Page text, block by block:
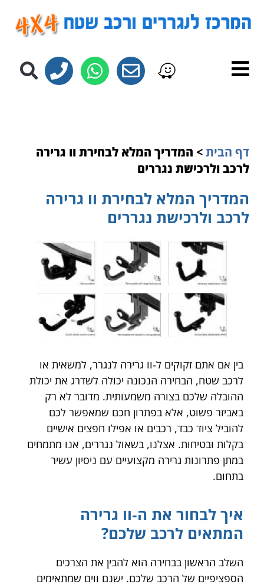
דף הבית> המדריך המלא לבחירת וו גרירה
לרכב ולרכישת נגררים
המדריך המלא לבחירת וו גרירה
לרכב ולרכישת נגררים
בין אם אתם זקוקים ל‑וו גרירה לנגרר, למשאית או
לרכב שטח, הבחירה הנכונה יכולה לשדרג את יכולת
ההובלה שלכם בצורה משמעותית. מדובר לא רק
באביזר פשוט, אלא בפתרון חכם שמאפשר לכם
להוביל ציוד כבד, רכבים או אפילו חפצים אישיים
בקלות ובטיחות. אצלנו, בשאול נגררים, אנו מתמחים
במתן פתרונות גרירה מקצועיים עם ניסיון עשיר
בתחום.
איך לבחור את ה‑וו גרירה
המתאים לרכב שלכם?
השלב הראשון בבחירה הוא להבין את הצרכים
הספציפיים של הרכב שלכם. ישנם ווים שמתאימים